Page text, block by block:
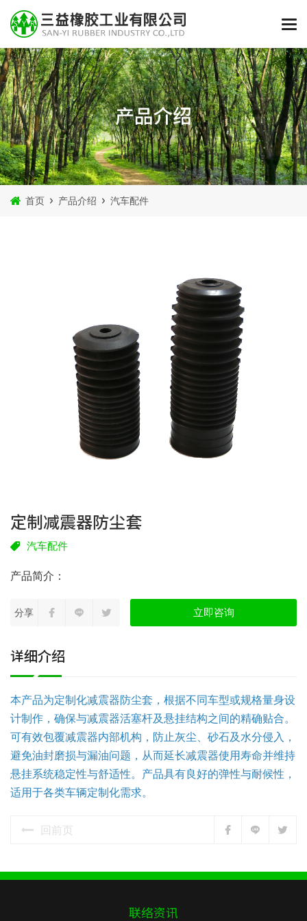
产品介绍
首页 产品介绍 汽车配件
定制减震器防尘套
汽车配件
分享 立即咨询
详细介绍
本产品为定制化减震器防尘套，根据不同车型或规格量身设
计制作，确保与减震器活塞杆及悬挂结构之间的精确贴合。
可有效包覆减震器内部机构，防止灰尘、砂石及水分侵入，
避免油封磨损与漏油问题，从而延长减震器使用寿命并维持
悬挂系统稳定性与舒适性。产品具有良好的弹性与耐候性，
适用于各类车辆定制化需求。
回前页
联络资讯